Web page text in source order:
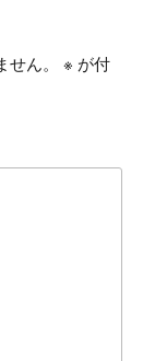
ん。 ※ が付